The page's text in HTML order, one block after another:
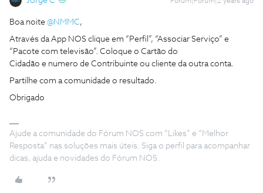
Boa noite @NMMC,
Através da App NOS clique em “Perfil”, “Associar Serviço” e
“Pacote com televisão”. Coloque o Cartão do
Cidadão e numero de Contribuinte ou cliente da outra conta.
Partilhe com a comunidade o resultado.
Obrigado
Ajude a comunidade do Fórum NOS com “Likes” e “Melhor
Resposta” nas soluções mais úteis. Siga o perfil para acompanhar
dicas, ajuda e novidades do Fórum NOS.